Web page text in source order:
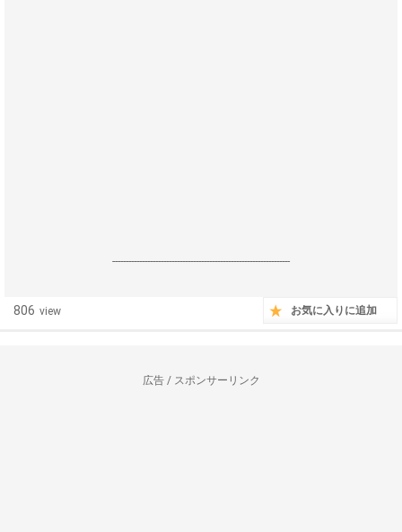
------------------------------------------------------------------
806 view お気に入りに追加
広告 / スポンサーリンク